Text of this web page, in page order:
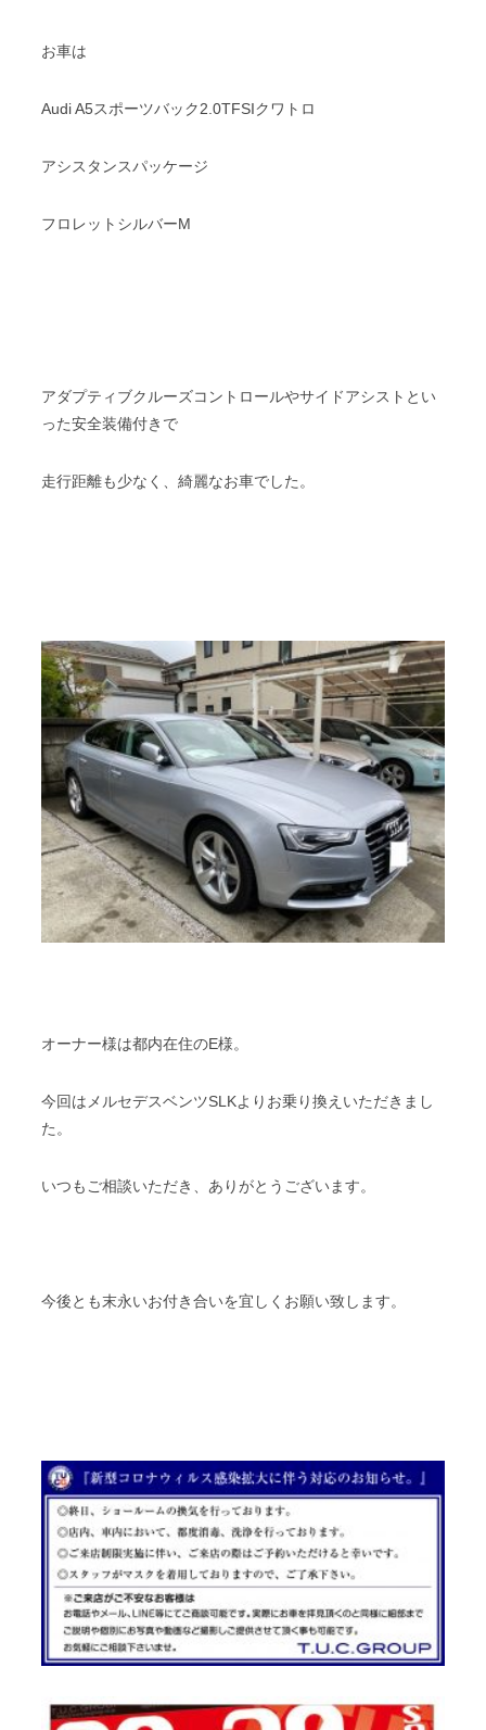
お車は
Audi A5スポーツバック2.0TFSIクワトロ
アシスタンスパッケージ
フロレットシルバーM
アダプティブクルーズコントロールやサイドアシストとい
った安全装備付きで
走行距離も少なく、綺麗なお車でした。
オーナー様は都内在住のE様。
今回はメルセデスベンツSLKよりお乗り換えいただきまし
た。
いつもご相談いただき、ありがとうございます。
今後とも末永いお付き合いを宜しくお願い致します。